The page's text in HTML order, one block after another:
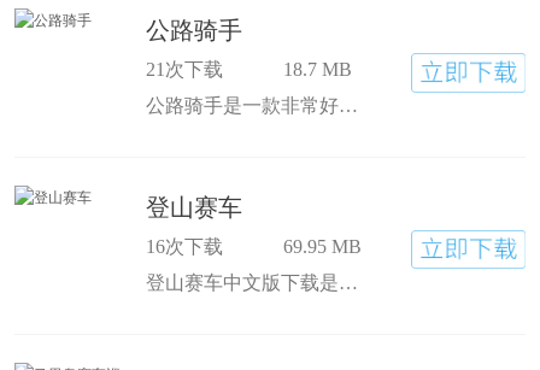
公路骑手
21次下载
18.7 MB
公路骑手是一款非常好玩的摩托车竞速手机游戏。公路骑手无限金币版下载 这个游戏目前已经被完美破解了。想体验全新赛车游戏的玩家，请下载这个游戏试试！公路骑手
登山赛车
16次下载
69.95 MB
登山赛车中文版下载是一款卡通汽车驾驶游戏，玩家可以在登山赛车中，用无限金币和钻石轻松购买各种新车和道具，让行驶道路畅通无阻。快来下载登山赛车无限金币钻石版